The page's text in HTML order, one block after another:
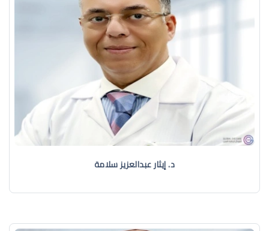
د. إيثار عبدالعزيز سلامة